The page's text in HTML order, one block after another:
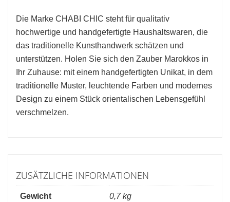
Die Marke CHABI CHIC steht für qualitativ
hochwertige und handgefertigte Haushaltswaren, die
das traditionelle Kunsthandwerk schätzen und
unterstützen. Holen Sie sich den Zauber Marokkos in
Ihr Zuhause: mit einem handgefertigten Unikat, in dem
traditionelle Muster, leuchtende Farben und modernes
Design zu einem Stück orientalischen Lebensgefühl
verschmelzen.
ZUSÄTZLICHE INFORMATIONEN
Gewicht 0,7 kg